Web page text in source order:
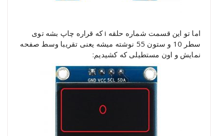
اما تو این قسمت شماره حلقه i که قراره چاپ بشه توی
سطر 10 و ستون 55 نوشته میشه یعنی تقریبا وسط صفحه
نمایش و اون مستطیلی که کشیدیم: